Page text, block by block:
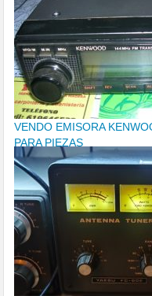
VENDO EMISORA
PARA PIEZAS